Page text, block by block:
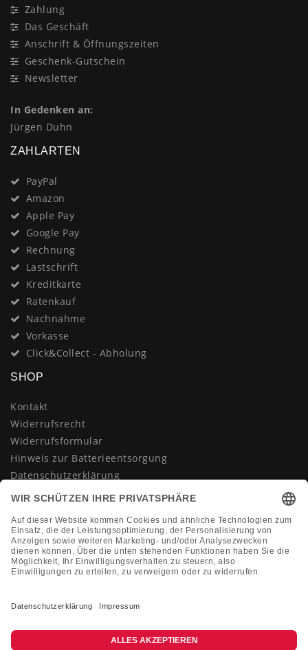
Zahlung
Das Geschäft
Anschrift & Öffnungszeiten
Geschenk-Gutschein
Newsletter
In Gedenken an:
Jürgen Duhn
ZAHLARTEN
PayPal
Amazon
Apple Pay
Google Pay
Rechnung
Lastschrift
Kreditkarte
Ratenkauf
Nachnahme
Vorkasse
Click&Collect - Abholung
SHOP
Kontakt
Widerrufsrecht
Widerrufsformular
Hinweis zur Batterieentsorgung
Datenschutzerklärung
AGB
Vertrag widerrufen
KONTAKT
+49 (0)2133 210433
shop@dienadel.de
Kieler Str. 18 - 41540 Dormagen